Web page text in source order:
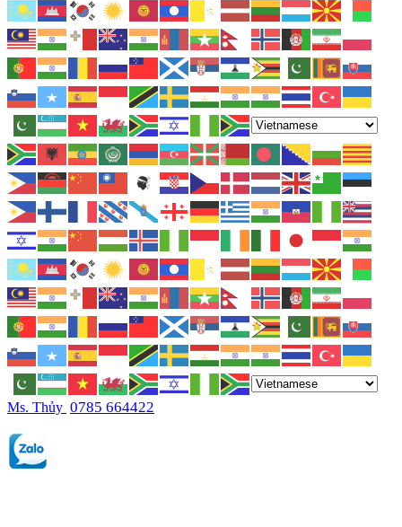
Ms. Thủy 0785 664422